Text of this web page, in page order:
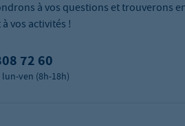
à vos questions et trouverons
vos activités !
72 60
lun-ven (8h-18h)